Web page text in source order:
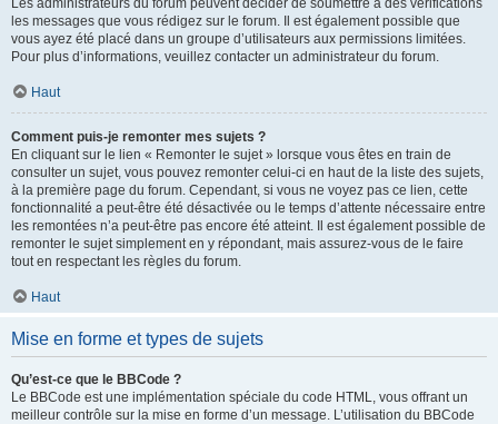
Les administrateurs du forum peuvent décider de soumettre à des vérifications
les messages que vous rédigez sur le forum. Il est également possible que
vous ayez été placé dans un groupe d’utilisateurs aux permissions limitées.
Pour plus d’informations, veuillez contacter un administrateur du forum.
Haut
Comment puis-je remonter mes sujets ?
En cliquant sur le lien « Remonter le sujet » lorsque vous êtes en train de
consulter un sujet, vous pouvez remonter celui-ci en haut de la liste des sujets,
à la première page du forum. Cependant, si vous ne voyez pas ce lien, cette
fonctionnalité a peut-être été désactivée ou le temps d’attente nécessaire entre
les remontées n’a peut-être pas encore été atteint. Il est également possible de
remonter le sujet simplement en y répondant, mais assurez-vous de le faire
tout en respectant les règles du forum.
Haut
Mise en forme et types de sujets
Qu’est-ce que le BBCode ?
Le BBCode est une implémentation spéciale du code HTML, vous offrant un
meilleur contrôle sur la mise en forme d’un message. L’utilisation du BBCode